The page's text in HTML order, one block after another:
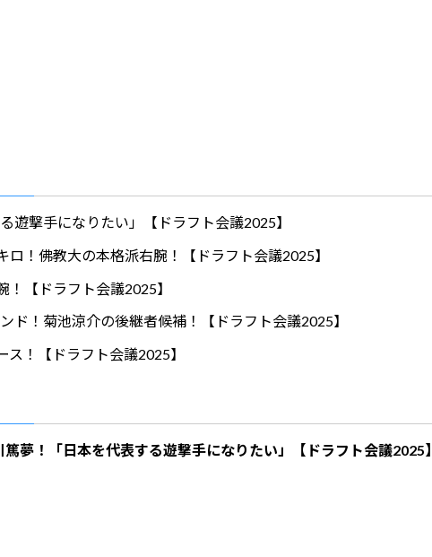
遊撃手になりたい」【ドラフト会議2025】
！佛教大の本格派右腕！【ドラフト会議2025】
【ドラフト会議2025】
ド！菊池涼介の後継者候補！【ドラフト会議2025】
！【ドラフト会議2025】
夢！「日本を代表する遊撃手になりたい」【ドラフト会議2025】